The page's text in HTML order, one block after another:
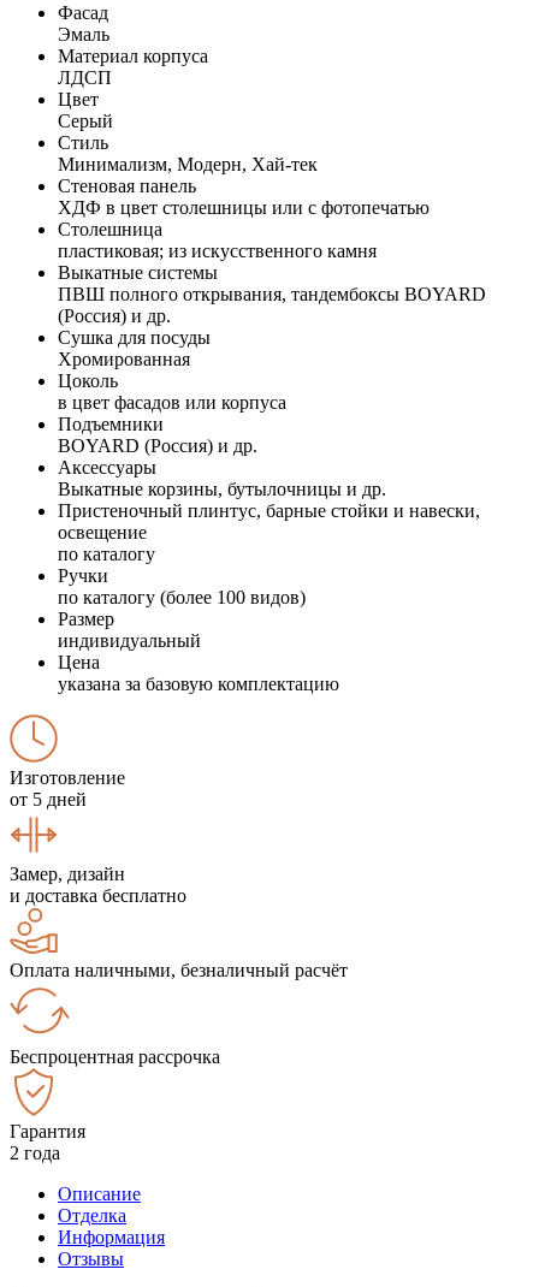
Фасад
Эмаль
Материал корпуса
ЛДСП
Цвет
Серый
Стиль
Минимализм, Модерн, Хай-тек
Стеновая панель
ХДФ в цвет столешницы или с фотопечатью
Столешница
пластиковая; из искусственного камня
Выкатные системы
ПВШ полного открывания, тандембоксы BOYARD
(Россия) и др.
Сушка для посуды
Хромированная
Цоколь
в цвет фасадов или корпуса
Подъемники
BOYARD (Россия) и др.
Аксессуары
Выкатные корзины, бутылочницы и др.
Пристеночный плинтус, барные стойки и навески,
освещение
по каталогу
Ручки
по каталогу (более 100 видов)
Размер
индивидуальный
Цена
указана за базовую комплектацию
Изготовление
от 5 дней
Замер, дизайн
и доставка бесплатно
Оплата наличными, безналичный расчёт
Беспроцентная рассрочка
Гарантия
2 года
Описание
Отделка
Информация
Отзывы